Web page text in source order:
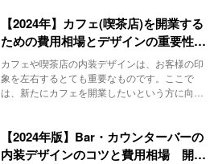
【2024年】カフェ(喫茶店)を開業する
ための費用相場とデザインの重要性を
解説!
カフェや喫茶店の内装デザインは、お客様の印
象を左右するとても重要なものです。ここで
は、新たにカフェを開業したいという方に向け
【2024年版】Bar・カウンターバーの
内装デザインのコツと費用相場 開業